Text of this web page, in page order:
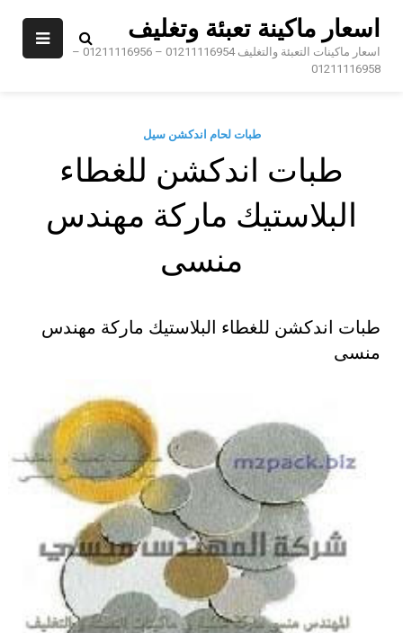
اسعار ماكينة تعبئة وتغليف
اسعار ماكينات التعبئة والتغليف 01211116954 – 01211116956 –
01211116958
طبات لحام اندكشن سيل
طبات اندكشن للغطاء
البلاستيك ماركة مهندس
منسى
طبات اندكشن للغطاء البلاستيك ماركة مهندس
منسى